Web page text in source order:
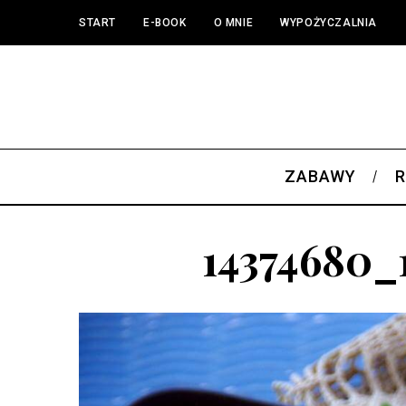
START E-BOOK O MNIE WYPOŻYCZALNIA
ZABAWY